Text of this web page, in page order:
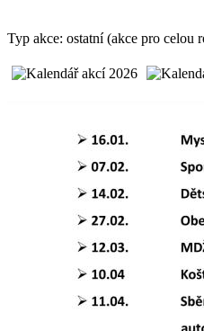
Typ akce: ostatní (akce pro celou